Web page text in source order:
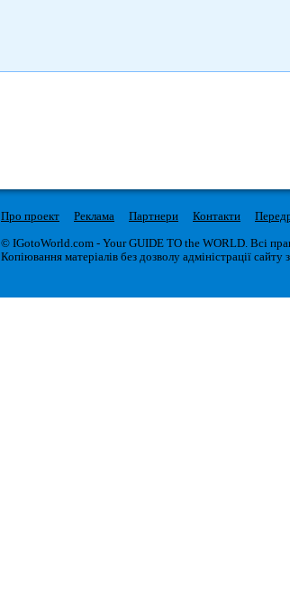
Про проект Реклама Партнери Контакти
© IGotoWorld.com - Your GUIDE TO the WORLD. Всі
Копіювання матеріалів без дозволу адміністрації сайту